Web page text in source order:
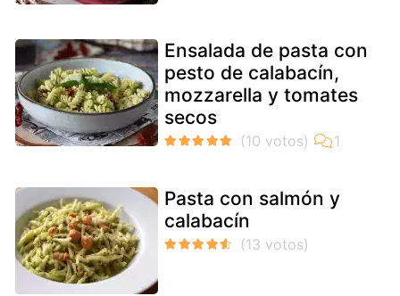
Ensalada de pasta con
pesto de calabacín,
mozzarella y tomates
secos
Pasta con salmón y
calabacín